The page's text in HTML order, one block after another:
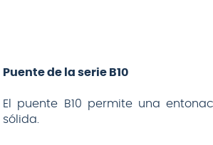
Puente de la serie B10
El puente B10 permite una
sólida.